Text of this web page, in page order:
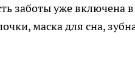
заботы уже включена
маска для сна,